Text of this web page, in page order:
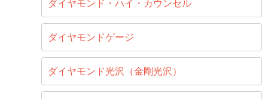
ダイヤモンド・ハイ・カウンセル
ダイヤモンドゲージ
ダイヤモンド光沢（金剛光沢）